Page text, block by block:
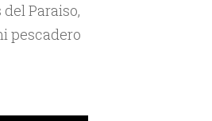
Paraiso,
pescadero